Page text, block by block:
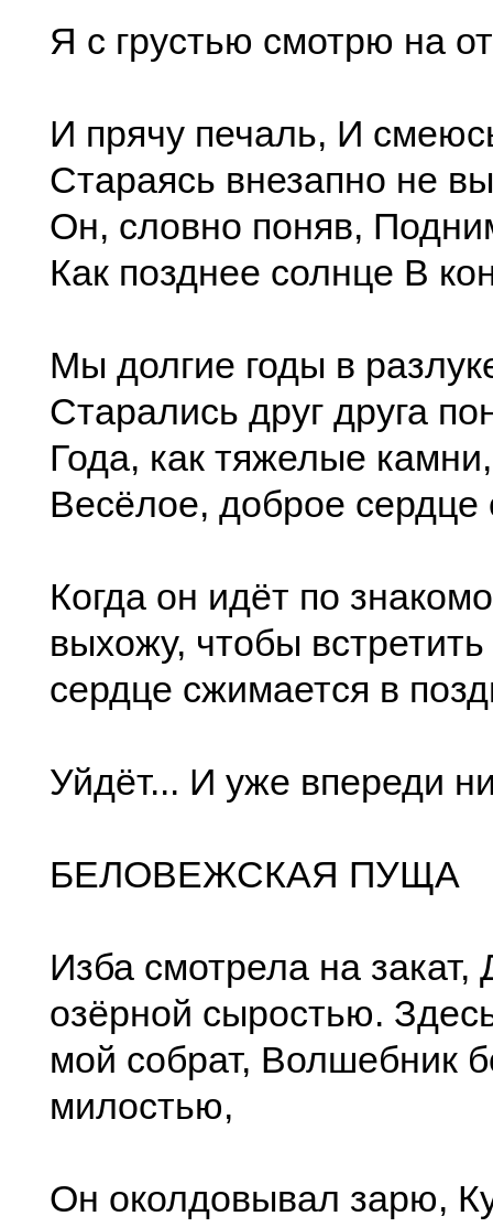
Я с грустью смотрю на
И прячу печаль, И
Стараясь внезапно не
Он, словно поняв,
Как позднее солнце В
Мы долгие годы в
Старались друг друга
Года, как тяжелые
Весёлое, доброе сердце
Когда он идёт по
выхожу, чтобы встретить
сердце сжимается в
Уйдёт... И уже впереди
БЕЛОВЕЖСКАЯ ПУЩА
Изба смотрела на
озёрной сыростью.
мой собрат, Волшебник
милостью,
Он околдовывал зарю,